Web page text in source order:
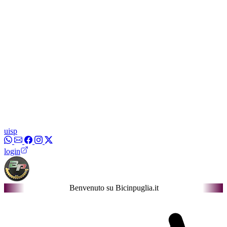
uisp
login
Benvenuto su Bicinpuglia.it